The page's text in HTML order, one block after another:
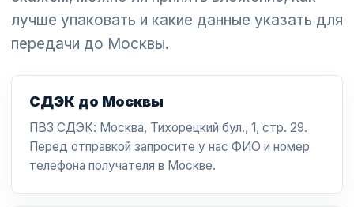
лучше упаковать и какие данные указать для
передачи до Москвы.
СДЭК до Москвы
ПВЗ СДЭК: Москва, Тихорецкий бул., 1, стр. 29.
Перед отправкой запросите у нас ФИО и номер
телефона получателя в Москве.